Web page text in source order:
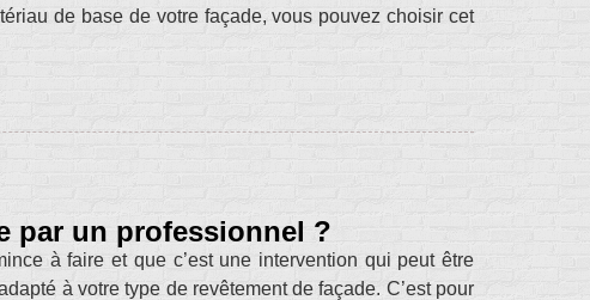
de base de votre façade, vous pouvez choisir cet
par un professionnel ?
à faire et que c’est une intervention qui peut être
à votre type de revêtement de façade. C’est pour